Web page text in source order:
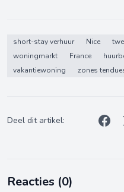
short-stay verhuur Nice
woningmarkt
France
vakantiewoning
zones
Deel dit artikel:
Reacties (0)